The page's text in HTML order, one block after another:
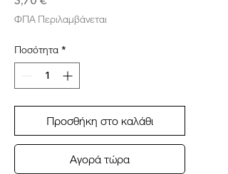
ΦΠΑ Περιλαμβάνεται
Ποσότητα *
Προσθήκη στο καλάθι
Αγορά τώρα